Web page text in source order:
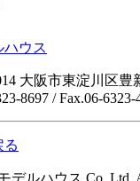
大阪市東淀川区豊
8697 / Fax.06-6323-
デルハウス Co.,Ltd.